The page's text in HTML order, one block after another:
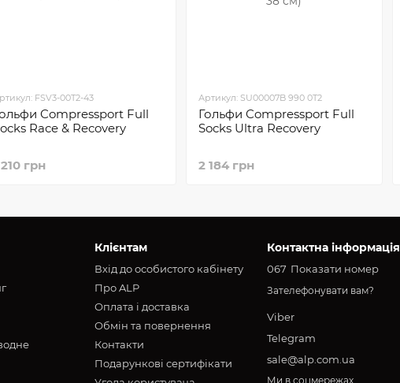
FSV3-00T2-43
Compressport Full
Race & Recovery
210 грн
Артикул: SU00007B 990 0T2
Гольфи Compressport Full
Socks Ultra Recovery
2 184 грн
Клієнтам
Вхід до особистого кабінету
Про ALP
Оплата і доставка
Обмін та повернення
Контакти
Подарункові сертифікати
Контактна інформація
067 Показати номер
Зателефонувати вам?
Viber
Telegram
sale@alp.com.ua
Ми в соцмережах